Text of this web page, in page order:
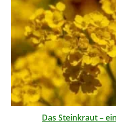
Das Steinkraut –